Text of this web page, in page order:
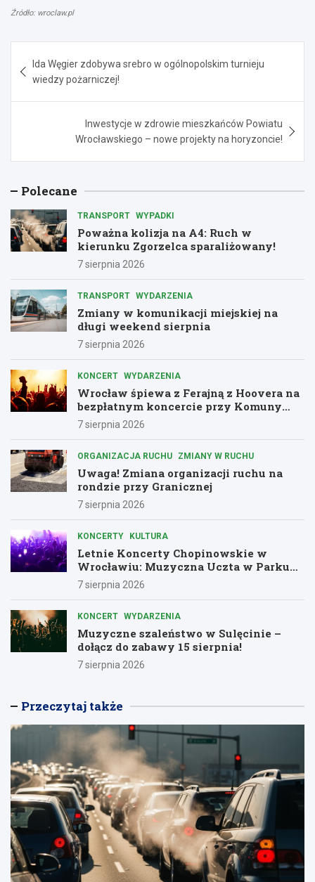
Źródło: wroclaw.pl
wpisu
Ida Węgier zdobywa srebro w ogólnopolskim turnieju
wiedzy pożarniczej!
Inwestycje w zdrowie mieszkańców Powiatu
Wrocławskiego – nowe projekty na horyzoncie!
Polecane
TRANSPORT WYPADKI
Poważna kolizja na A4: Ruch w
kierunku Zgorzelca sparaliżowany!
7 sierpnia 2026
TRANSPORT WYDARZENIA
Zmiany w komunikacji miejskiej na
długi weekend sierpnia
7 sierpnia 2026
KONCERT WYDARZENIA
Wrocław śpiewa z Ferajną z Hoovera na
bezpłatnym koncercie przy Komuny
Paryskiej
7 sierpnia 2026
ORGANIZACJA RUCHU ZMIANY W RUCHU
Uwaga! Zmiana organizacji ruchu na
rondzie przy Granicznej
7 sierpnia 2026
KONCERTY KULTURA
Letnie Koncerty Chopinowskie w
Wrocławiu: Muzyczna Uczta w Parku
Południowym!
7 sierpnia 2026
KONCERT WYDARZENIA
Muzyczne szaleństwo w Sulęcinie –
dołącz do zabawy 15 sierpnia!
7 sierpnia 2026
Przeczytaj także